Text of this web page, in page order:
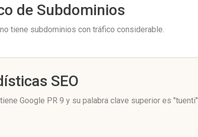
de Subdominios
tiene subdominios con tráfico considerable.
SEO
Google PR 9 y su palabra clave superior es "tuenti"